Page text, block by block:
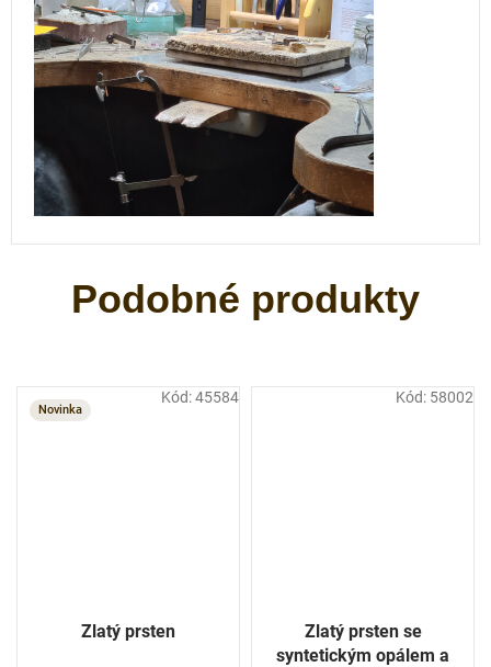
Novinka
Zlatý prsten
Kód:45584
Zlatý prsten se
syntetickým opálem a
Kód: 58002